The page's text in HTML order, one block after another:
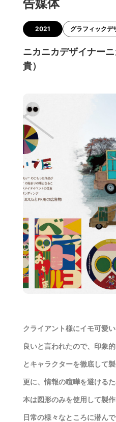
告媒体
2021 グラフィックデ
ニカニカデザイナー
貴）
クライアント様にイモ可愛
良いと言われたので、印象
とキャラクターを徹底して製
更に、情報の喧嘩を避ける
本は図形のみを使用して製作
日常の様々なところに潜ん